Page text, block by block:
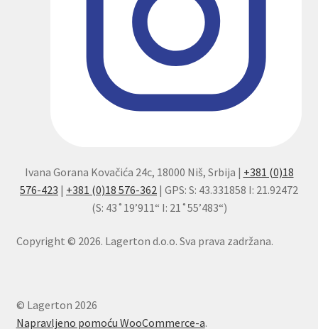
Ivana Gorana Kovačića 24c, 18000 Niš, Srbija | +381 (0)18
576-423 | +381 (0)18 576-362 | GPS: S: 43.331858 I: 21.92472
(S: 43˚19’911“ I: 21˚55’483“)
Copyright © 2026. Lagerton d.o.o. Sva prava zadržana.
© Lagerton 2026
Napravljeno pomoću WooCommerce-a.